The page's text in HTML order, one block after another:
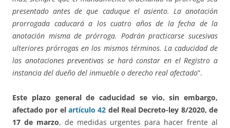
presentado antes de que caduque el asiento. La anotación
prorrogada caducará a los cuatro años de la fecha de la
anotación misma de prórroga. Podrán practicarse sucesivas
ulteriores prórrogas en los mismos términos. La caducidad de
las anotaciones preventivas se hará constar en el Registro a
instancia del dueño del inmueble o derecho real afectado”.
Este plazo general de caducidad se vio, sin embargo,
afectado por el artículo 42 del Real Decreto-ley 8/2020, de
17 de marzo, de medidas urgentes para hacer frente al